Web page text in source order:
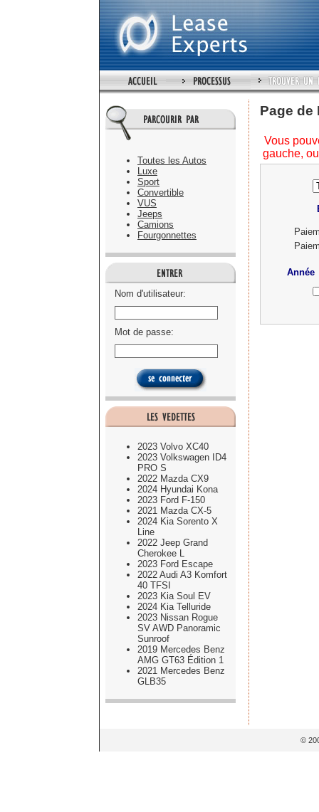
Toutes les Autos
Luxe
Sport
Convertible
VUS
Jeeps
Camions
Fourgonnettes
Nom d'utilisateur:
Mot de passe:
2023 Volvo XC40
2023 Volkswagen ID4
PRO S
2022 Mazda CX9
2024 Hyundai Kona
2023 Ford F-150
2021 Mazda CX-5
2024 Kia Sorento X
Line
2022 Jeep Grand
Cherokee L
2023 Ford Escape
2022 Audi A3 Komfort
40 TFSI
2023 Kia Soul EV
2024 Kia Telluride
2023 Nissan Rogue
SV AWD Panoramic
Sunroof
2019 Mercedes Benz
AMG GT63 Édition 1
2021 Mercedes Benz
GLB35
Page de
Vous
gauche,
Année
©